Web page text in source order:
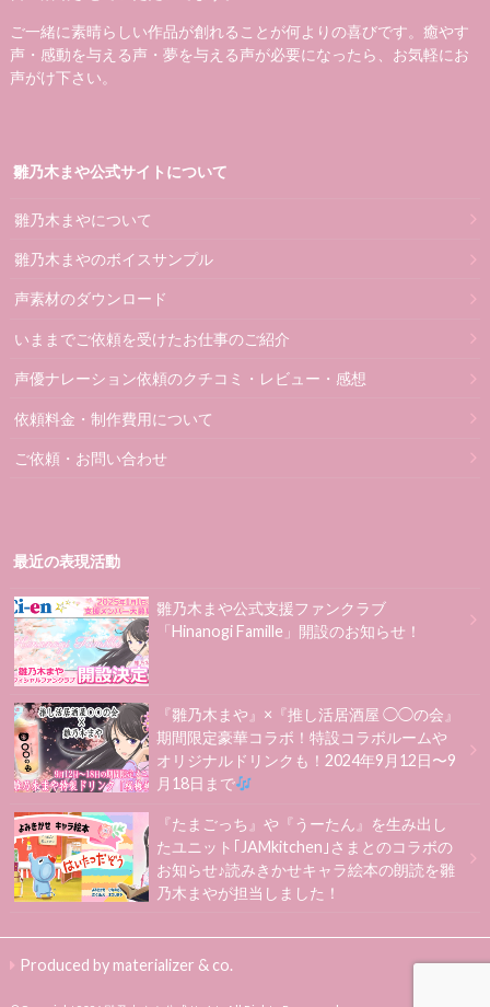
ご一緒に素晴らしい作品が創れることが何よりの喜びです。癒やす
声・感動を与える声・夢を与える声が必要になったら、お気軽にお
声がけ下さい。
雛乃木まや公式サイトについて
雛乃木まやについて
雛乃木まやのボイスサンプル
声素材のダウンロード
いままでご依頼を受けたお仕事のご紹介
声優ナレーション依頼のクチコミ・レビュー・感想
依頼料金・制作費用について
ご依頼・お問い合わせ
最近の表現活動
雛乃木まや公式支援ファンクラブ
「Hinanogi Famille」開設のお知らせ！
『雛乃木まや』×『推し活居酒屋 ◯◯の会』
期間限定豪華コラボ！特設コラボルームや
オリジナルドリンクも！2024年9月12日〜9
月18日まで
『たまごっち』や『うーたん』を生み出し
たユニット｢JAMkitchen｣さまとのコラボの
お知らせ♪読みきかせキャラ絵本の朗読を雛
乃木まやが担当しました！
Produced by materializer & co.